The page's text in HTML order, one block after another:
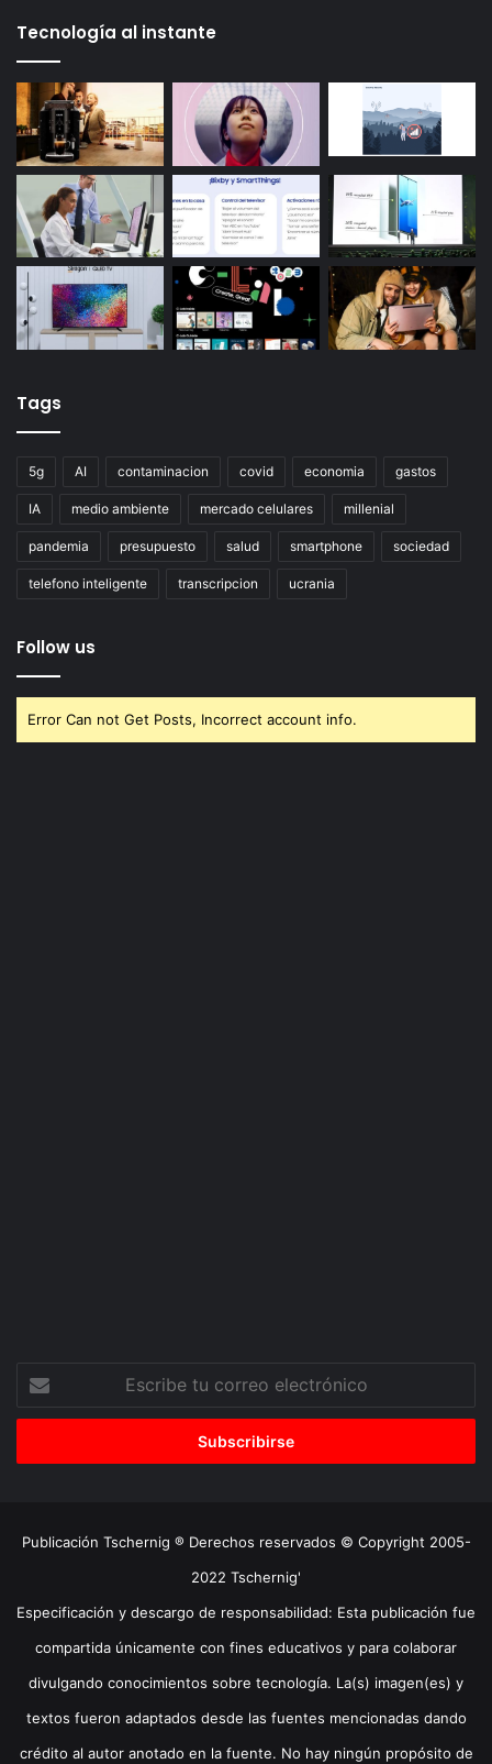
Tecnología al instante
Tags
5g AI contaminacion covid economia gastos
IA medio ambiente mercado celulares millenial
pandemia presupuesto salud smartphone sociedad
telefono inteligente transcripcion ucrania
Follow us
Error Can not Get Posts, Incorrect account info.
correo
Publicación Tschernig ® Derechos reservados © Copyright 2005-
2022 Tschernig'
Especificación y descargo de responsabilidad: Esta publicación fue
compartida únicamente con fines educativos y para colaborar
divulgando conocimientos sobre tecnología. La(s) imagen(es) y
textos fueron adaptados desde las fuentes mencionadas dando
crédito al autor anotado en la fuente. No hay ningún propósito de